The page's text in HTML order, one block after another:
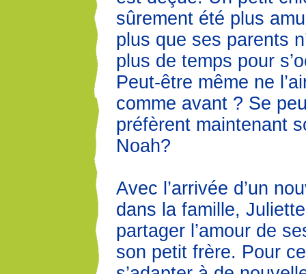
sûrement été plus
plus que ses parents
plus de temps pour
Peut-être même ne
comme avant ? Se
préfèrent maintenant
Noah?
Avec l’arrivée d’un
dans la famille,
partager l’amour de
son petit frère. Pour